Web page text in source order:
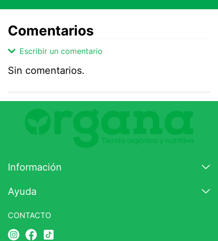
Comentarios
Escribir un comentario
Comentario
Califique el producto de 1 a 5 estrellas
★★★
Correo electrónico
Sin comentarios.
Información
Ayuda
CONTACTO